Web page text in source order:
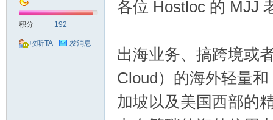
积分 192
收听TA 发消息
各位 Hostloc 的 MJJ
出海业务、搞跨境或
Cloud）的海外轻量
加坡以及美国西部的